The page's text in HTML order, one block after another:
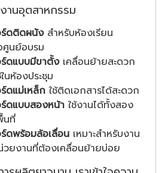
านอุตสาหกรรม
ร์ดติดผนังสำหรับห้องเรียน
ศูนย์อบรม
ร์ดแบบมีขาตั้งเคลื่อนย้ายสะดวก
นห้องประชุม
ดแม่เหล็ก ใช้ติดเอกสารได้สะดวก
ร์ดแบบสองหน้า ใช้งานได้ทั้งสอง
นที่
ดพร้อมล้อเลื่อน เหมาะสำหรับงาน
วยงานที่ต้องเคลื่อนย้ายบ่อย